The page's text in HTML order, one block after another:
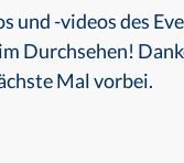
und -videos des
Durchsehen!
Mal vorbei.